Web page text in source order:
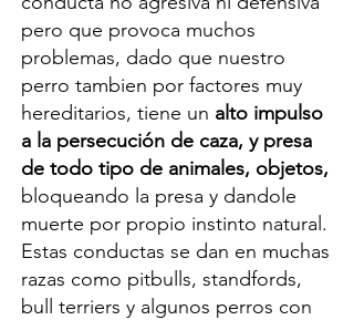
pero que provoca muchos
problemas, dado que nuestro
perro tambien por factores muy
hereditarios, tiene un alto impulso
a la persecución de caza, y presa
de todo tipo de animales, objetos,
bloqueando la presa y dandole
muerte por propio instinto natural.
Estas conductas se dan en muchas
razas como pitbulls, standfords,
bull terriers y algunos perros con